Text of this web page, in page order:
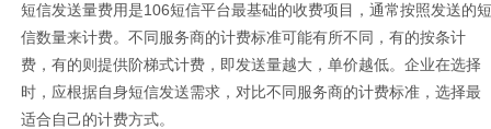
短信发送量费用是106短信平台最基础的收费项目，通常按照发送的短
信数量来计费。不同服务商的计费标准可能有所不同，有的按条计
费，有的则提供阶梯式计费，即发送量越大，单价越低。企业在选择
时，应根据自身短信发送需求，对比不同服务商的计费标准，选择最
适合自己的计费方式。